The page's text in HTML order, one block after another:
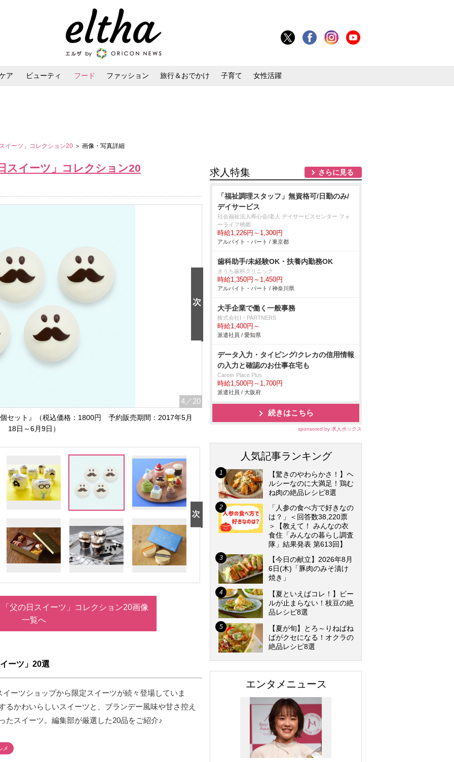
ア ビューティ フード ファッション 旅行＆おでかけ 子育て 女性活躍
イーツ」コレクション20 ＞ 画像・写真詳細
スイーツ」コレクション20
4 ／20
セット』（税込価格：1800円 予約販売期間：2017年5月
18日～6月9日）
父の日スイーツ」コレクション20画像
一覧へ
ーツ」20選
ーツショップから限定スイーツが続々登場していま
るかわいらしいスイーツと、ブランデー風味や甘さ控え
たスイーツ。編集部が厳選した20品をご紹介♪
メ
求人特集 さらに見る
「福祉調理スタッフ」無資格可/日勤のみ/
デイサービス
社会福祉法人寿心会/老人 デイサービスセンター フォ
ーライフ桃郷
時給1,226円～1,300円
アルバイト・パート / 東京都
歯科助手/未経験OK・扶養内勤務OK
きうち歯科クリニック
時給1,350円～1,450円
アルバイト・パート / 神奈川県
大手企業で働く一般事務
株式会社I・PARTNERS
時給1,400円～
派遣社員 / 愛知県
データ入力・タイピング/クレカの信用情報
の入力と確認のお仕事在宅も
Career Place Plus
時給1,500円～1,700円
派遣社員 / 大阪府
続きはこちら
sponsored by 求人ボックス
人気記事ランキング
【驚きのやわらかさ！】ヘ
ルシーなのに大満足！鶏む
ね肉の絶品レシピ8選
「人参の食べ方で好きなの
は？」＜回答数38,220票
＞【教えて！ みんなの衣
食住「みんなの暮らし調査
隊」結果発表 第613回】
【今日の献立】2026年8月
6日(木)「豚肉のみそ漬け
焼き」
【夏といえばコレ！】ビー
ルが止まらない！枝豆の絶
品レシピ8選
【夏が旬】とろ～りねばね
ばがクセになる！オクラの
絶品レシピ8選
エンタメニュース